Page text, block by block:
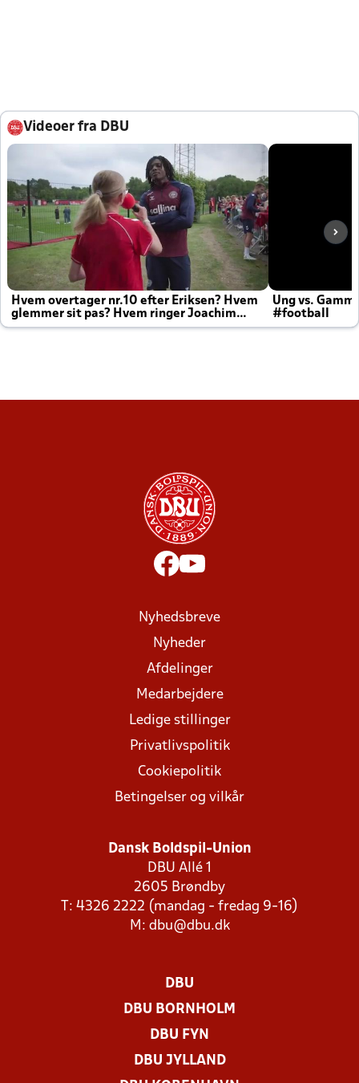
Videoer fra DBU
Hvem overtager nr.10 efter Eriksen? Hvem
glemmer sit pas? Hvem ringer Joachim
altid til efter kampe?
Ung vs.
#football
Nyhedsbreve
Nyheder
Afdelinger
Medarbejdere
Ledige stillinger
Privatlivspolitik
Cookiepolitik
Betingelser og vilkår
Dansk Boldspil-Union
DBU Allé 1
2605 Brøndby
T: 4326 2222 (mandag - fredag 9-16)
M: dbu@dbu.dk
DBU
DBU BORNHOLM
DBU FYN
DBU JYLLAND